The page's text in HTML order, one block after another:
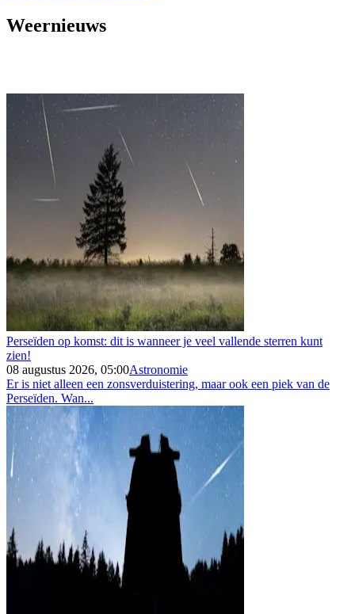
Weernieuws
Perseïden op komst: dit is wanneer je veel vallende sterren kunt
zien!
08 augustus 2026, 05:00Astronomie
Er is niet alleen een zonsverduistering, maar ook een piek van de
Perseïden. Wan...